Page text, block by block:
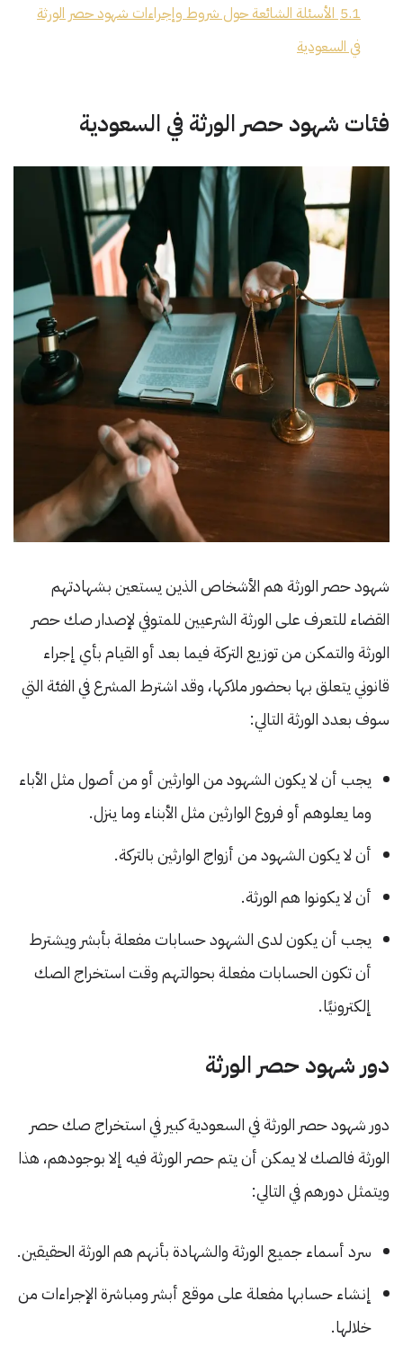
5.1 الأسئلة الشائعة حول شروط وإجراءات شهود حصر الورثة
في السعودية
فئات شهود حصر الورثة في السعودية
شهود حصر الورثة هم الأشخاص الذين يستعين بشهادتهم
القضاء للتعرف على الورثة الشرعيين للمتوفي لإصدار صك حصر
الورثة والتمكن من توزيع التركة فيما بعد أو القيام بأي إجراء
قانوني يتعلق بها بحضور ملاكها، وقد اشترط المشرع في الفئة التي
سوف بعدد الورثة التالي:
يجب أن لا يكون الشهود من الوارثين أو من أصول مثل الأباء
وما يعلوهم أو فروع الوارثين مثل الأبناء وما ينزل.
أن لا يكون الشهود من أزواج الوارثين بالتركة.
أن لا يكونوا هم الورثة.
يجب أن يكون لدى الشهود حسابات مفعلة بأبشر ويشترط
أن تكون الحسابات مفعلة بحوالتهم وقت استخراج الصك
إلكترونيًا.
دور شهود حصر الورثة
دور شهود حصر الورثة في السعودية كبير في استخراج صك حصر
الورثة فالصك لا يمكن أن يتم حصر الورثة فيه إلا بوجودهم، هذا
ويتمثل دورهم في التالي:
سرد أسماء جميع الورثة والشهادة بأنهم هم الورثة الحقيقين.
إنشاء حسابها مفعلة على موقع أبشر ومباشرة الإجراءات من
خلالها.